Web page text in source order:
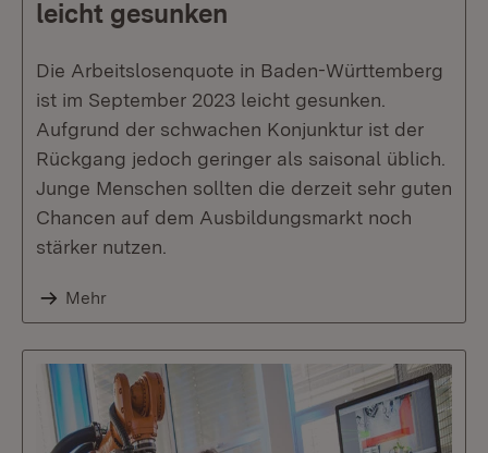
leicht gesunken
Die Arbeitslosenquote in Baden-Württemberg
ist im September 2023 leicht gesunken.
Aufgrund der schwachen Konjunktur ist der
Rückgang jedoch geringer als saisonal üblich.
Junge Menschen sollten die derzeit sehr guten
Chancen auf dem Ausbildungsmarkt noch
stärker nutzen.
Mehr